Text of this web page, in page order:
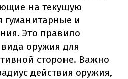
на текущую
гуманитарные и
Это правило
оружия для
стороне. Важно
действия оружия,